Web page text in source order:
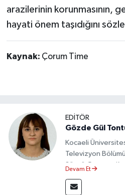
arazilerinin korunmasının,
hayati önem taşıdığını
Kaynak: Çorum Time
EDİTÖR
Gözde Gül
Kocaeli
Televizyon
Sözcü
Devam Et